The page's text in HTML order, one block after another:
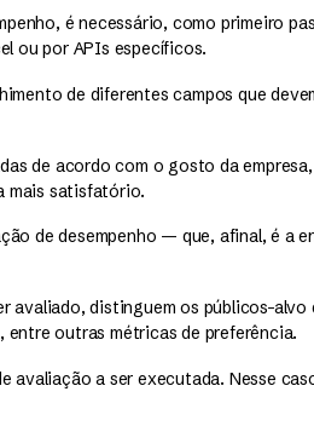
é necessário, como primeiro
ou por APIs específicos.
de diferentes campos que
de acordo com o gosto da
mais satisfatório.
de desempenho — que, afinal, é a
avaliado, distinguem os públicos-
outras métricas de preferência.
avaliação a ser executada. Nesse